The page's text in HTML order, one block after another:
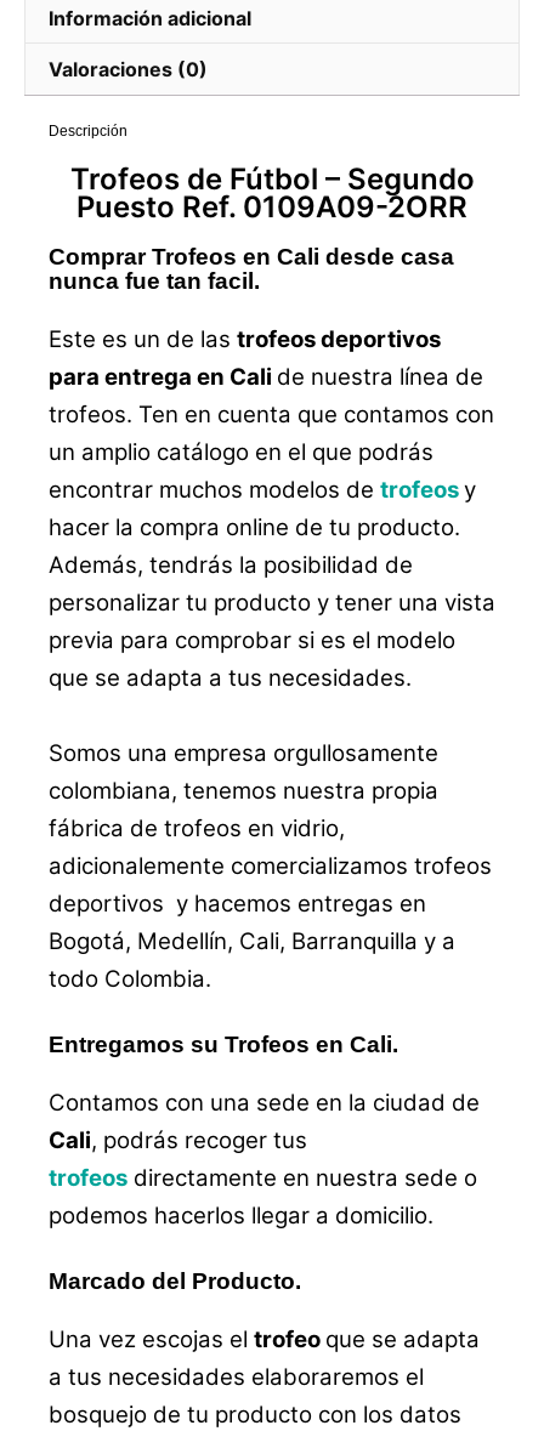
Información adicional
Valoraciones (0)
Descripción
Trofeos de Fútbol –Segundo
Puesto Ref. 0109A09-2ORR
Comprar Trofeos en Cali desde casa
nunca fue tan facil.
Este es un de las trofeos deportivos
para entrega en Cali de nuestra línea de
trofeos. Ten en cuenta que contamos con
un amplio catálogo en el que podrás
encontrar muchos modelos de trofeosy
hacer la compra online de tu producto.
Además, tendrás la posibilidad de
personalizar tu producto y tener una vista
previa para comprobar si es el modelo
que se adapta a tus necesidades.
Somos una empresa orgullosamente
colombiana, tenemos nuestra propia
fábrica de trofeos en vidrio,
adicionalemente comercializamos trofeos
deportivos y hacemos entregas en
Bogotá, Medellín, Cali, Barranquilla y a
todo Colombia.
Entregamos su Trofeos en Cali.
Contamos con una sede en la ciudad de
Cali, podrás recoger tus
trofeos directamente en nuestra sede o
podemos hacerlos llegar a domicilio.
Marcado del Producto.
Una vez escojas el trofeo que se adapta
a tus necesidades elaboraremos el
bosquejo de tu producto con los datos